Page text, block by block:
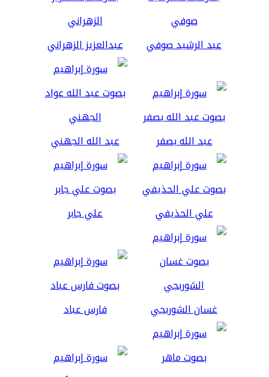
عبد الرشيد صوفي عبدالعزيز الزهراني
عبد الله بصفر عبد الله الجهني
علي الحذيفي علي جابر
غسان الشوربجي فارس عباد